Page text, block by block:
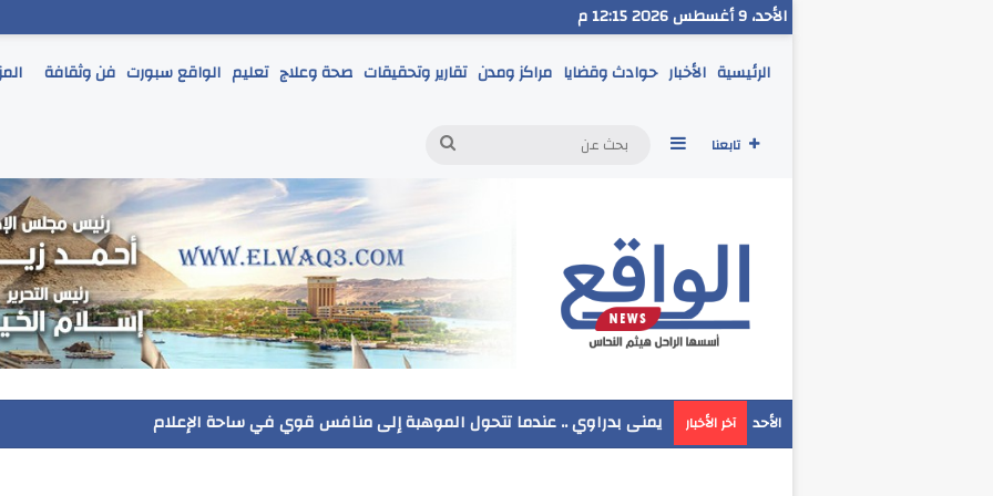
الأحد، 9 أغسطس 2026 12:15 م
الرئيسية الأخبار حوادث وقضايا مراكز ومدن تقارير وتحقيقات صحة وعلاج تعليم الواقع سبورت فن وثقافة
تابعنا إضافة عمود جانبي
بحث
الأحد آخر الأخبار مدير تعليم البحر الاحمر يتابع انطلاق امتحانات الشهادة الإعدادية ويؤكد: الانضباط